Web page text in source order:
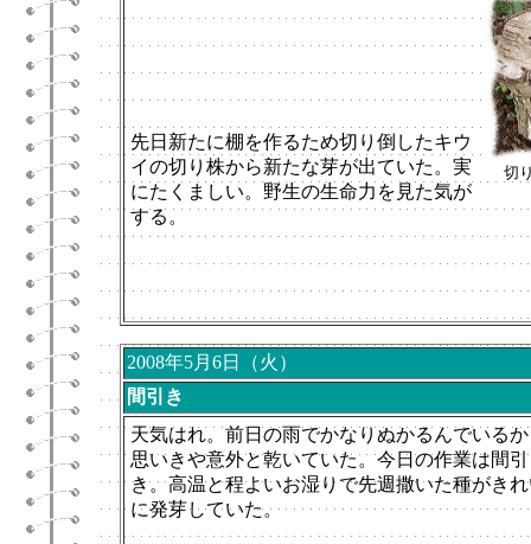
先日新たに棚を作るため切り倒したキウ
イの切り株から新たな芽が出ていた。実
にたくましい。野生の生命力を見た気が
する。
切
2008年5月6日（火）
間引き
天気はれ。前日の雨でかなりぬかるんでいる
思いきや意外と乾いていた。今日の作業は間引
き。高温と程よいお湿りで先週撒いた種がき
に発芽していた。